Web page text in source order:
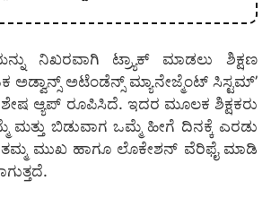
ನಿಖರವಾಗಿ ಟ್ರ್ಯಾಕ್ ಮಾಡಲು ಶಿಕ್ಷಣ
ಅಡ್ವಾನ್ಸ್ ಅಟೆಂಡೆನ್ಸ್ ಮ್ಯಾನೇಜ್ಮೆಂಟ್ ಸಿಸ್ಟಮ್’
ಆ್ಯಪ್ ರೂಪಿಸಿದೆ. ಇದರ ಮೂಲಕ ಶಿಕ್ಷಕರು
ಮತ್ತು ಬಿಡುವಾಗ ಒಮ್ಮೆ ಹೀಗೆ ದಿನಕ್ಕೆ ಎರಡು
ಮುಖ ಹಾಗೂ ಲೊಕೇಶನ್ ವೆರಿಫೈ ಮಾಡಿ